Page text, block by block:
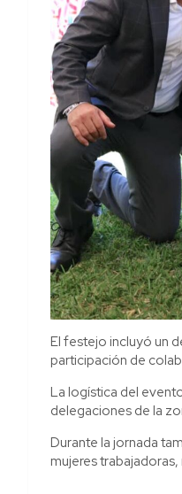
El festejo incluyó un
participación de
La logística del
delegaciones de la
Durante la jornada
mujeres